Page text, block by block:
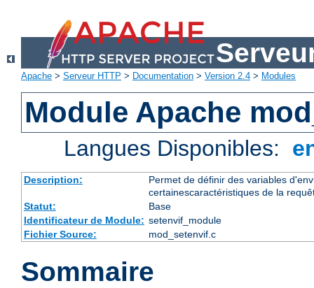
Apache > Serveur HTTP > Documentation > Version 2.4 > Modules
Module Apache
Langues Disponibles:
Description:
Permet de définir des variables
certainescaractéristiques de la
Statut:
Base
Identificateur de Module: setenvif_module
Fichier Source:
mod_setenvif.c
Sommaire